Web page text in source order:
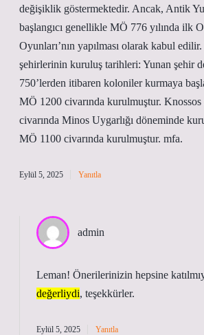
değişiklik göstermektedir. Ancak, Antik
başlangıcı genellikle MÖ 776 yılında ilk
Oyunları’nın yapılması olarak kabul
şehirlerinin kuruluş tarihleri: Yunan şehir
750’lerden itibaren koloniler kurmaya
MÖ 1200 civarında kurulmuştur.
civarında Minos Uygarlığı döneminde
MÖ 1100 civarında kurulmuştur. mfa.
Eylül 5, 2025 Yanıtla
admin
Leman! Önerilerinizin hepsine
değerliydi, teşekkürler.
Eylül 5, 2025 Yanıtla